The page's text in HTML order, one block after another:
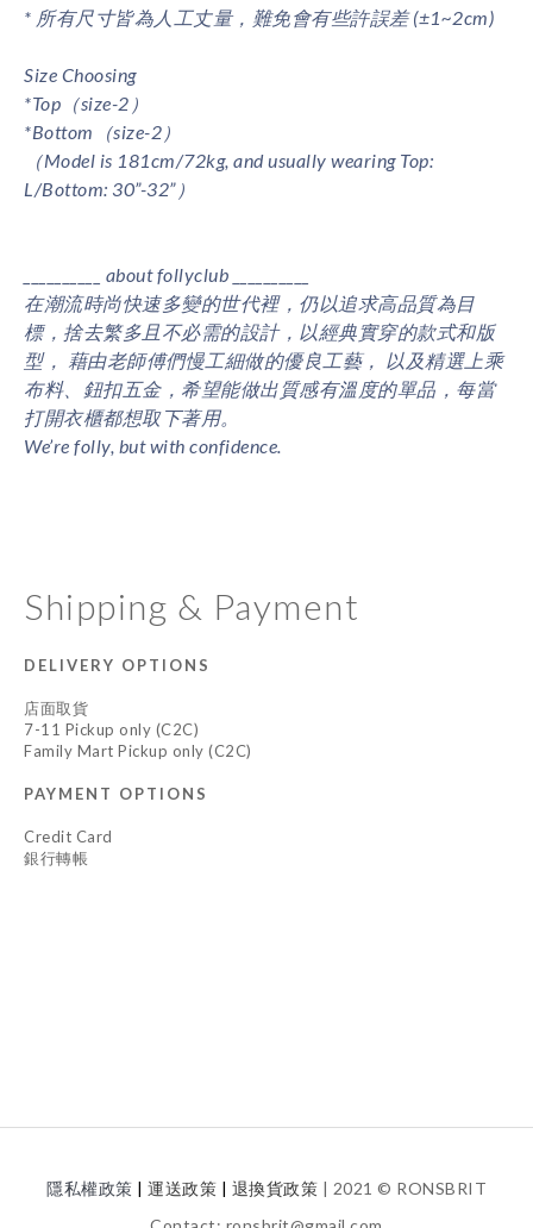
* 所有尺寸皆為人工丈量，難免會有些許誤差 (±1~2cm)
Size Choosing
*Top（size-2）
*Bottom（size-2）
（Model is 181cm/72kg, and usually wearing Top:
L/Bottom: 30”-32”）
__________ about follyclub
在潮流時尚快速多變的世代裡，仍以追求高品質為目
標，捨去繁多且不必需的設計，以經典實穿的款式和版
型， 藉由老師傅們慢工細做的優良工藝， 以及精選上乘
布料、鈕扣五金，希望能做出質感有溫度的單品，每當
打開衣櫃都想取下著用。
We’re folly, but with confidence.
Shipping & Payment
DELIVERY OPTIONS
店面取貨
7-11 Pickup only (C2C)
Family Mart Pickup only (C2C)
PAYMENT OPTIONS
Credit Card
銀行轉帳
隱私權政策 | 運送政策 | 退換貨政策 | 2021 © RONSBRIT